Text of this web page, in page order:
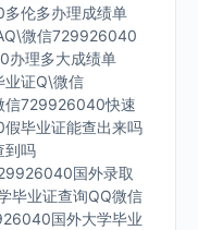
伦多办理成绩单
微信729926040
办理多大成绩单
证Q\微信
信729926040快速
毕业证能查出来吗
到吗
国外录取
毕业证查询QQ微信
国外大学毕业